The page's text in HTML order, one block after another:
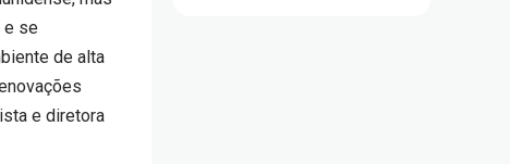
e se
de alta
e diretora